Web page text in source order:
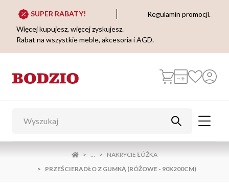
SUPER RABATY!
Regulamin promocji.
Więcej kupujesz, więcej zyskujesz.
Rabat na wszystkie meble, akcesoria i AGD.
...
NAKRYCIE ŁÓŻKA
PRZEŚCIERADŁO Z GUMKĄ (RÓŻOWE - 90X200CM)